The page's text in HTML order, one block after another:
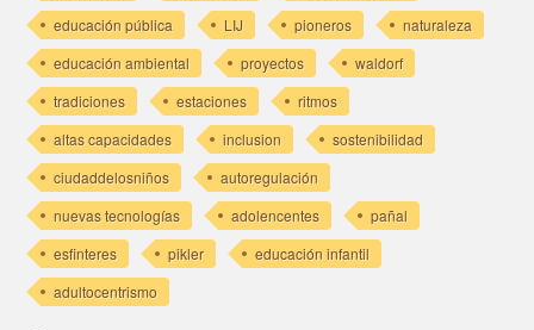
educación pública
LIJ pioneros
naturaleza
educación ambiental
proyectos
waldorf
tradiciones
estaciones
ritmos
altas capacidades
inclusion
sostenibilidad
ciudaddelosniños
autoregulación
nuevas tecnologías
adolencentes
pañal
esfinteres
pikler
educación infantil
adultocentrismo